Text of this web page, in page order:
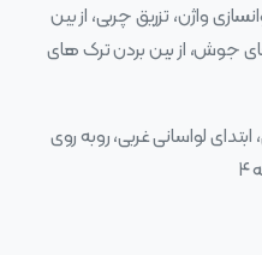
واژن، تزریق چربی، از بین
جوش، از بین بردن ترک های
لواسانی غربی، روبه روی